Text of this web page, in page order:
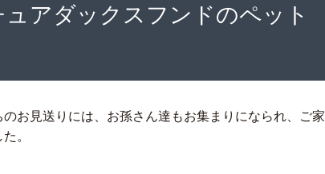
アダックスフンドのペット
お見送りには、お孫さん達もお集まりになられ、ご家
。